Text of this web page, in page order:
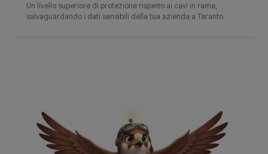
Un livello superiore di protezione rispetto ai cavi in rame,
salvaguardando i dati sensibili della tua azienda a Taranto.